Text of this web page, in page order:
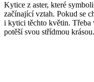
Kytice z aster, které
začínající vztah. Pokud se
i kytici těchto květin. Třeba
potěší svou střídmou krásou.